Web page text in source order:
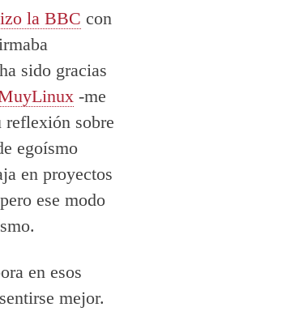
la BBC con
sido gracias
-me
reflexión sobre
egoísmo
en proyectos
ese modo
en esos
mejor.